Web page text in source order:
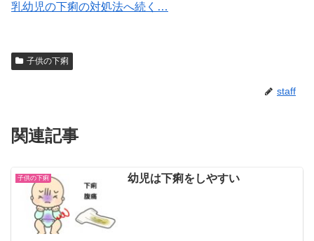
乳幼児の下痢の対処法へ続く…
子供の下痢
staff
関連記事
子供の下痢 幼児は下痢をしやすい